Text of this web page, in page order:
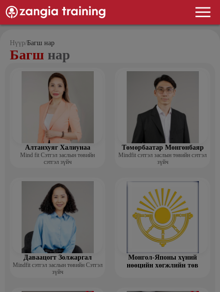
Нүүр/Багш нар
Багш нар
Алтанхуяг Халиунаа
Mind fit Сэтгэл заслын төвийн
сэтгэл зүйч
Төмөрбаатар Мөнгөнбаяр
Mindfit сэтгэл заслын төвийн сэтгэл
зүйч
Даваацогт Золжаргал
Mindfit сэтгэл заслын төвийн Сэтгэл
зүйч
Монгол-Японы хүний
нөөцийн хөгжлийн төв